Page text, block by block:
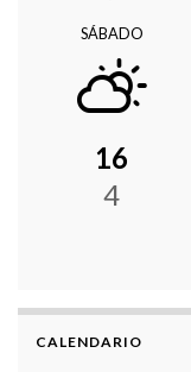
SÁBADO
16
4
CALENDARIO